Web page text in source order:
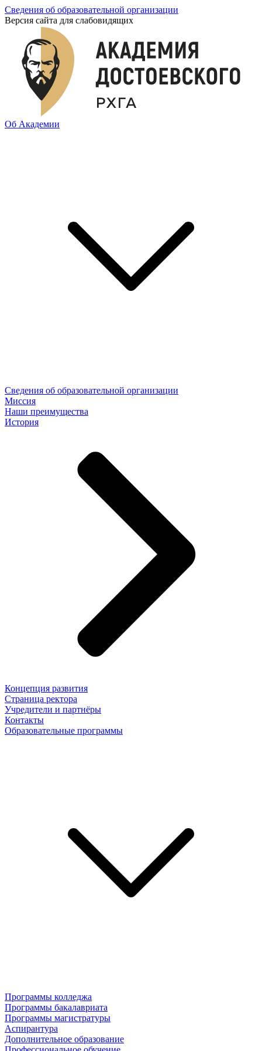
Сведения об образовательной организации
Версия сайта для слабовидящих
Об Академии
Сведения об образовательной организации
Миссия
Наши преимущества
История
Концепция развития
Страница ректора
Учредители и партнёры
Контакты
Образовательные программы
Программы колледжа
Программы бакалавриата
Программы магистратуры
Аспирантура
Дополнительное образование